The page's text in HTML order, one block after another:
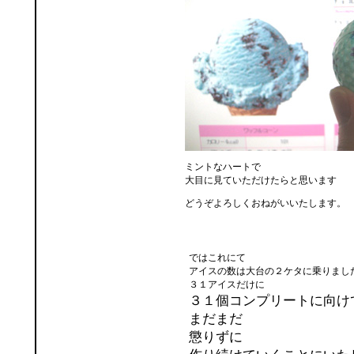
ミントなハートで
大目に見ていただけたらと思います
どうぞよろしくおねがいいたします。
ではこれにて
アイスの数は大台の２ケタに乗りまし
３１アイスだけに
３１個コンプリートに向け
まだまだ
懲りずに